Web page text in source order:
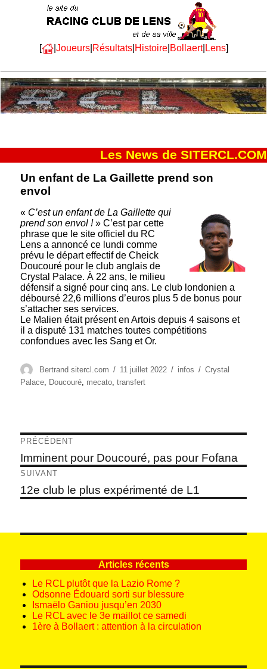
[ | Joueurs| Résultats| Histoire| Bollaert| Lens]
Les News de SITERCL.COM
Un enfant de La Gaillette prend son
envol
« C’est un enfant de La Gaillette qui
prend son envol !» C’est par cette
phrase que le site officiel du RC
Lens a annoncé ce lundi comme
prévu le départ effectif de Cheick
Doucouré pour le club anglais de
Crystal Palace. À 22 ans, le milieu
défensif a signé pour cinq ans. Le club londonien a
déboursé 22,6 millions d’euros plus 5 de bonus pour
s’attacher ses services.
Le Malien était présent en Artois depuis 4 saisons et
il a disputé 131 matches toutes compétitions
confondues avec les Sang et Or.
Auteur
Bertrand sitercl.com
Publié
le
11 juillet 2022 Catégories
infos Étiquettes
Crystal
Palace, Doucouré, mecato,transfert
Navigation
de
l’article
PRÉCÉDENT
Article
précédent :
Imminent pour Doucouré, pas pour Fofana
SUIVANT
Article
suivant :
12e club le plus expérimenté de L1
Articles récents
Le RCL plutôt que la Lazio Rome ?
Odsonne Édouard sorti sur blessure
Ismaëlo Ganiou jusqu’en 2030
Le RCL avec le 3e maillot ce samedi
1ère à Bollaert : attention à la circulation